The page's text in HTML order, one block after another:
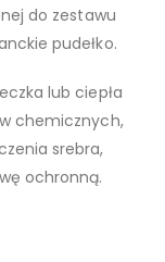
do zestawu
pudełko.
lub ciepła
chemicznych,
srebra,
ochronną.